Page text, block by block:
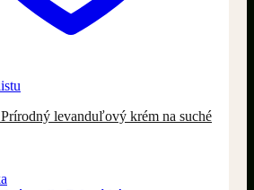
levanduľový krém na suché